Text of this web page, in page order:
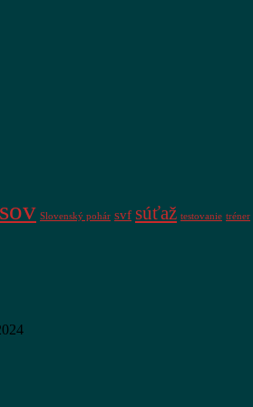
Slovenský pohár svf súťaž testovanie tréner